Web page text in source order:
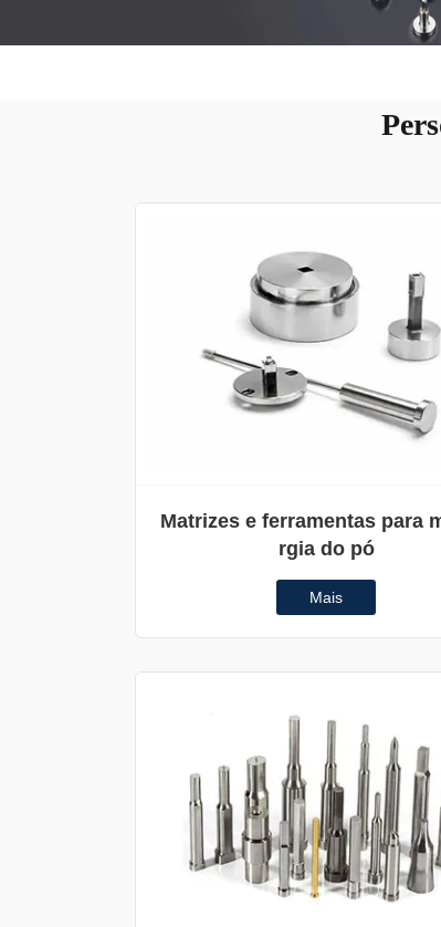
Matrizes e ferramentas para
rgia do pó
Mais